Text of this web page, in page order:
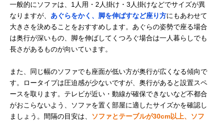
一般的にソファは、1人用・2人掛け・3人掛けなどでサイズが異
なりますが、 あぐらをかく、脚を伸ばすなど座り方にもあわせて
大きさを決めることをおすすめします。あぐらの姿勢で座る場合
は奥行が深いもの、脚を伸ばしてくつろぐ場合は一人暮らしでも
長さがあるものが向いています。
また、同じ幅のソファでも座面が低い方が奥行が広くなる傾向で
す。ロータイプは圧迫感が少ないですが、奥行があると設置スペ
ースを取ります。テレビが近い・動線が確保できないなど不都合
がおこらないよう、ソファを置く部屋に適したサイズかを確認し
ましょう。間隔の目安は、
ソファとテーブルが30cm以上、ソフ